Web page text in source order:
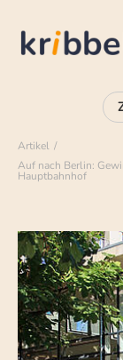
Artikel
Auf nach Berlin:
Hauptbahnhof